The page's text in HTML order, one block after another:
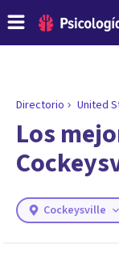
ENCONTRAR MI
psicólogo
Responde a
necesidades.
Directorio United
Los
Cockeysville